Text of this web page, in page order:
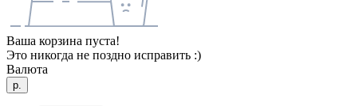
Ваша корзина пуста!
Это никогда не поздно исправить :)
Валюта
р.